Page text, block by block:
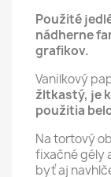
Použité
nádherne
grafikov.
Vanilkový
žltkastý, je
použitia
Na tortový
fixačné gély
byť aj